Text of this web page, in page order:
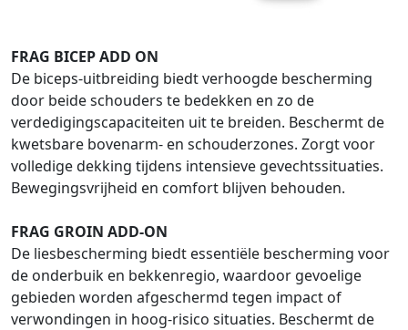
FRAG BICEP ADD ON
De biceps-uitbreiding biedt verhoogde bescherming
door beide schouders te bedekken en zo de
verdedigingscapaciteiten uit te breiden. Beschermt de
kwetsbare bovenarm- en schouderzones. Zorgt voor
volledige dekking tijdens intensieve gevechtssituaties.
Bewegingsvrijheid en comfort blijven behouden.
FRAG GROIN ADD-ON
De liesbescherming biedt essentiële bescherming voor
de onderbuik en bekkenregio, waardoor gevoelige
gebieden worden afgeschermd tegen impact of
verwondingen in hoog-risico situaties. Beschermt de